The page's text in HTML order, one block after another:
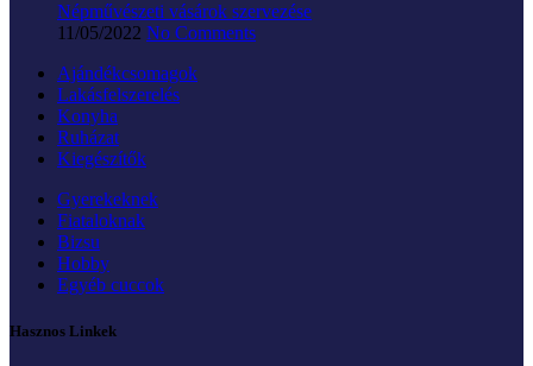
Népművészeti vásárok szervezése
11/05/2022 No Comments
Ajándékcsomagok
Lakásfelszerelés
Konyha
Ruházat
Kiegészítők
Gyerekeknek
Fiataloknak
Bizsu
Hobby
Egyéb cuccok
Hasznos Linkek